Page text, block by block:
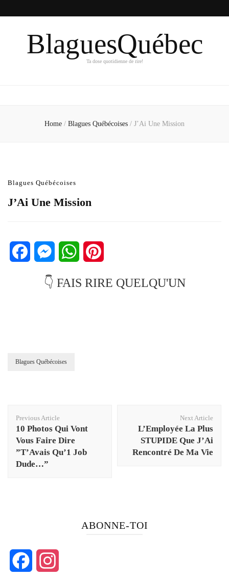
BlaguesQuébec
Ta dose quotidienne de rire!
Home / Blagues Québécoises / J’Ai Une Mission
Blagues Québécoises
J’Ai Une Mission
FacebookMessengerWhatsApp
👇 FAIS RIRE QUELQU'UN
Blagues Québécoises
Navigation
Previous Article
10 Photos Qui Vont
Vous Faire Dire
”T’Avais Qu’1 Job
Dude…”
Next Article
L’Employée La Plus
STUPIDE Que J’Ai
Rencontré De Ma Vie
ABONNE-TOI
Facebook